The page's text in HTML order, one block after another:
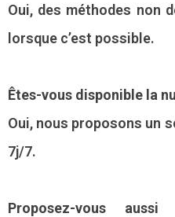
Oui, des méthodes non
lorsque c’est possible.
Êtes-vous disponible la
Oui, nous proposons un
7j/7.
Proposez-vous